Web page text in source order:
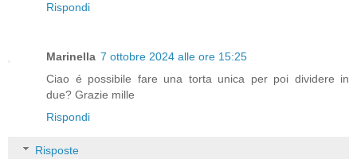
Rispondi
Marinella 7 ottobre 2024 alle ore 15:25
Ciao é possibile fare una torta unica per poi dividere in
due? Grazie mille
Rispondi
Risposte